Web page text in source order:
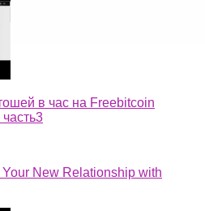
в час на Freebitcoin
New Relationship with